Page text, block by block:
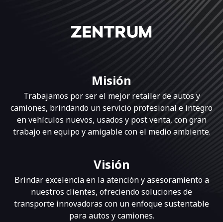
A3 Sportback
Desde:
$ 29.900.000
Nuevos
Nuevo Enyaq Eléctrico
Desde:
$ 48.990.000
Arona
Desde:
$ 22.990.000
Cupra Formentor Black Rebel
Desde:
$ 44.990.000
Misión
Trabajamos por ser el mejor retailer de autos y
camiones, brindando un servicio profesional e integro
en vehículos nuevos, usados y post venta, con gran
trabajo en equipo y amigable con el medio ambiente.
Visión
Brindar excelencia en la atención y asesoramiento a
nuestros clientes, ofreciendo soluciones de
transporte innovadoras con un enfoque sustentable
para autos y camiones.